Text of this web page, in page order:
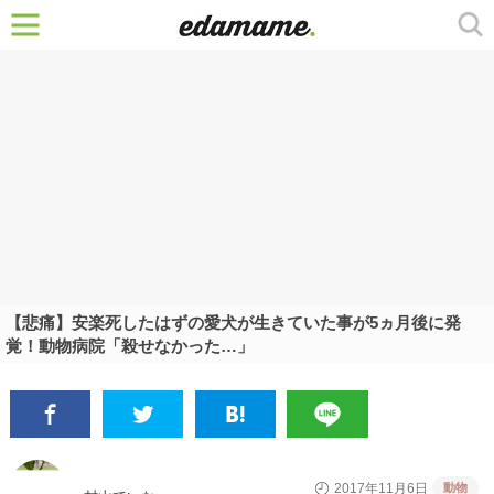
【悲痛】安楽死したはずの愛犬が生きていた事が5ヵ月後に発
覚！動物病院「殺せなかった…」
2017年11月6日 動物